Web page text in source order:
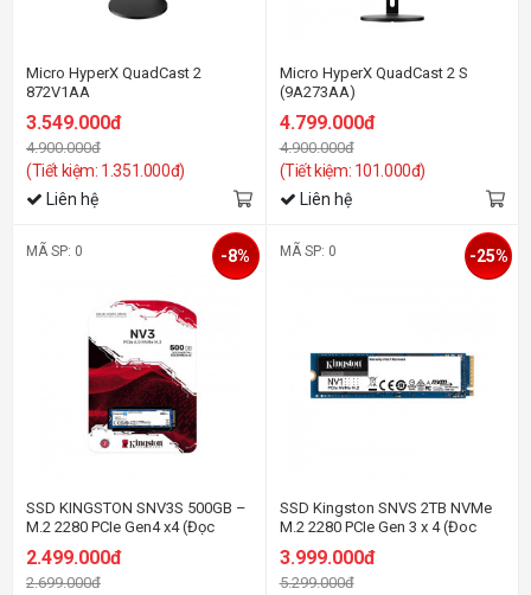
Micro HyperX QuadCast 2
872V1AA
3.549.000đ
4.900.000đ
(Tiết kiệm: 1.351.000đ)
Liên hệ
Micro HyperX QuadCast 2 S
(9A273AA)
4.799.000đ
4.900.000đ
(Tiết kiệm: 101.000đ)
Liên hệ
MÃ SP: 0
SSD KINGSTON SNV3S 500GB –
M.2 2280 PCIe Gen4 x4 (Đọc
5000MB/s - Ghi 3000MB/s) -
(SNV3S/500G)
2.499.000đ
2.699.000đ
-8% MÃ SP: 0
SSD Kingston SNVS 2TB NVMe
M.2 2280 PCIe Gen 3 x 4 (Đoc
2100MB/s, Ghi 1700MB/s) -
(SNVS/2000G)
3.999.000đ
5.299.000đ
-25%